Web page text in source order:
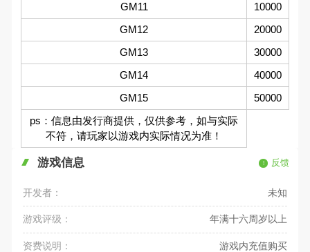
GM11
10000
GM12
20000
GM13
30000
GM14
40000
GM15
50000
ps：信息由发行商提供，仅供参考，如与实际
不符，请玩家以游戏内实际情况为准！
游戏信息 反馈
开发者： 未知
游戏评级： 年满十六周岁以上
资费说明： 游戏内充值购买